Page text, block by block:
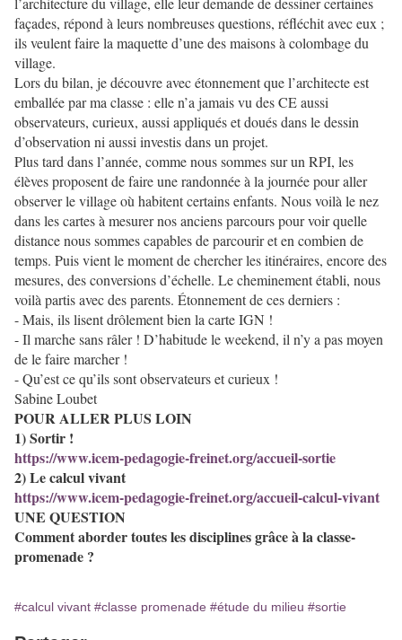
façades, répond à leurs nombreuses questions, réfléchit avec eux ;
ils veulent faire la maquette d’une des maisons à colombage du
village.
Lors du bilan, je découvre avec étonnement que l’architecte est
emballée par ma classe : elle n’a jamais vu des CE aussi
observateurs, curieux, aussi appliqués et doués dans le dessin
d’observation ni aussi investis dans un projet.
Plus tard dans l’année, comme nous sommes sur un RPI, les
élèves proposent de faire une randonnée à la journée pour aller
observer le village où habitent certains enfants. Nous voilà le nez
dans les cartes à mesurer nos anciens parcours pour voir quelle
distance nous sommes capables de parcourir et en combien de
temps. Puis vient le moment de chercher les itinéraires, encore des
mesures, des conversions d’échelle. Le cheminement établi, nous
voilà partis avec des parents. Étonnement de ces derniers :
- Mais, ils lisent drôlement bien la carte IGN !
- Il marche sans râler ! D’habitude le weekend, il n’y a pas moyen
de le faire marcher !
- Qu’est ce qu’ils sont observateurs et curieux !
Sabine Loubet
POUR ALLER PLUS LOIN
1) Sortir !
https://www.icem-pedagogie-freinet.org/accueil-sortie
2) Le calcul vivant
https://www.icem-pedagogie-freinet.org/accueil-calcul-vivant
UNE QUESTION
Comment aborder toutes les disciplines grâce à la classe-
promenade ?
#calcul vivant #classe promenade #étude du milieu #sortie